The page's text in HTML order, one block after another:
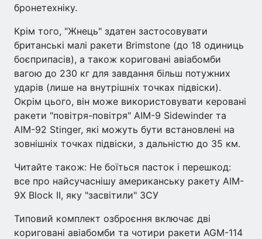
бронетехніку.
Крім того, "Жнець" здатен застосовувати
британські малі ракети Brimstone (до 18 одиниць
боєприпасів), а також кориговані авіабомби
вагою до 230 кг для завдання більш потужних
ударів (лише на внутрішніх точках підвіски).
Окрім цього, він може використовувати керовані
ракети "повітря-повітря" AIM-9 Sidewinder та
AIM-92 Stinger, які можуть бути встановлені на
зовнішніх точках підвіски, з дальністю до 35 км.
Читайте також: Не боїться пасток і перешкод:
все про найсучаснішу американську ракету AIM-
9X Block II, яку "засвітили" ЗСУ
Типовий комплект озброєння включає дві
кориговані авіабомби та чотири ракети AGM-114